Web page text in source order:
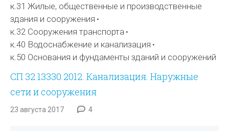
к.31 Жилые, общественные и производственные
здания и сооружения
к.32 Сооружения транспорта
к.40 Водоснабжение и канализация
к.50 Основания и фундаменты зданий и сооружений
СП 32.13330.2012. Канализация. Наружные
сети и сооружения
23 августа 2017 4